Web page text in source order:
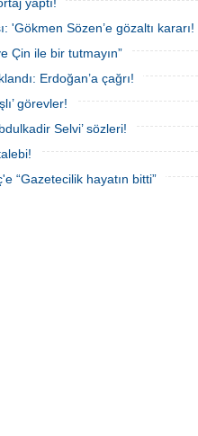
'Gökmen Sözen’e gözaltı kararı!
Çin ile bir tutmayın”
Erdoğan’a çağrı!
görevler!
Selvi’ sözleri!
“Gazetecilik hayatın bitti”